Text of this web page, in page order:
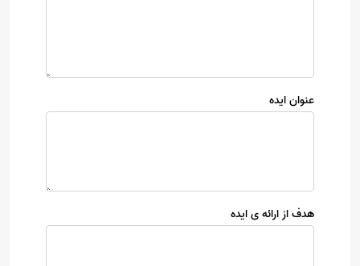
عنوان ایده
هدف از ارائه ی ایده